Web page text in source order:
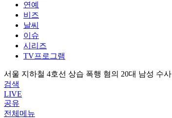
연예
비즈
날씨
이슈
시리즈
TV프로그램
서울 지하철 4호선 상습 폭행 혐의 20대 남성 수사
검색
LIVE
공유
전체메뉴